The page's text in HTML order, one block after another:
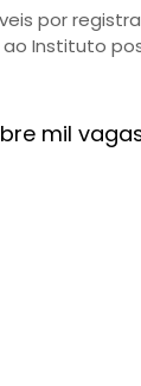
por
Instituto
mil